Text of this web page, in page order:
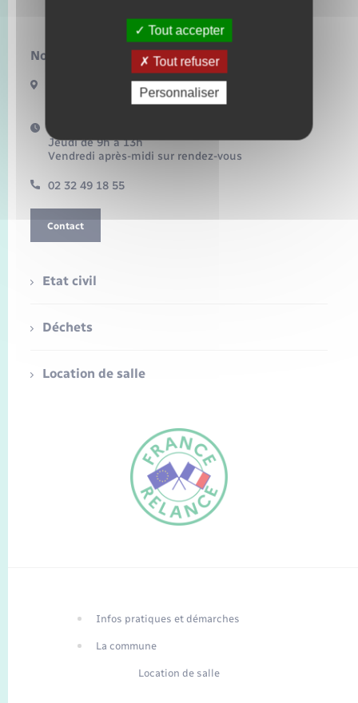
Traduction du
Nous contacter :
3 route de Fleury
Horaires d'ouverture :
Jeudi de 9h à 13h
Vendredi après-midi sur rendez-vous
02 32 49 18 55
Contact
Etat civil
Déchets
Location de salle
Infos pratiques et démarches
La commune
Location de salle
Tout accepter
Tout refuser
Personnaliser